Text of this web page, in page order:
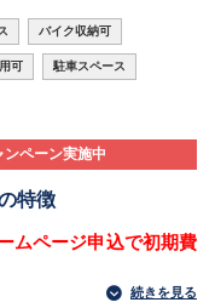
バイク収納可
可 駐車スペース
ンペーン実施中
特徴
ムページ申込で初期費
続きを見る